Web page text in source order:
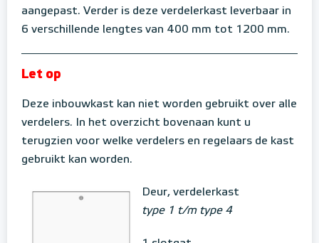
aangepast. Verder is deze verdelerkast leverbaar in
6 verschillende lengtes van 400 mm tot 1200 mm.
Let op
Deze inbouwkast kan niet worden gebruikt over alle
verdelers. In het overzicht bovenaan kunt u
terugzien voor welke verdelers en regelaars de kast
gebruikt kan worden.
Deur, verdelerkast
type 1 t/m type 4